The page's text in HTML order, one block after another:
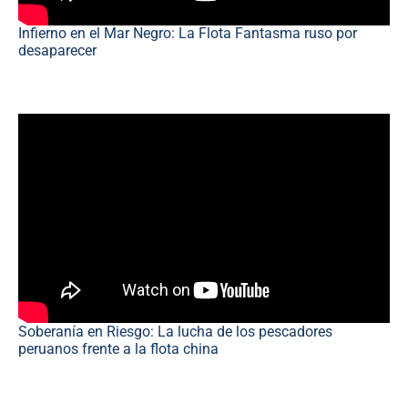
Infierno en el Mar Negro: La Flota Fantasma ruso por
desaparecer
Soberanía en Riesgo: La lucha de los pescadores
peruanos frente a la flota china